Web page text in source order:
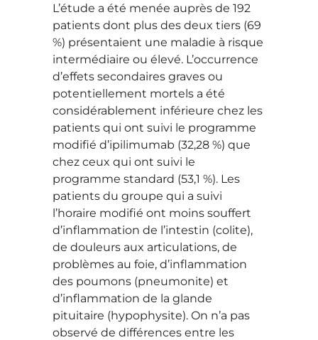
L’étude a été menée auprès de 192
patients dont plus des deux tiers (69
%) présentaient une maladie à risque
intermédiaire ou élevé. L’occurrence
d’effets secondaires graves ou
potentiellement mortels a été
considérablement inférieure chez les
patients qui ont suivi le programme
modifié d’ipilimumab (32,28 %) que
chez ceux qui ont suivi le
programme standard (53,1 %). Les
patients du groupe qui a suivi
l’horaire modifié ont moins souffert
d’inflammation de l’intestin (colite),
de douleurs aux articulations, de
problèmes au foie, d’inflammation
des poumons (pneumonite) et
d’inflammation de la glande
pituitaire (hypophysite). On n’a pas
observé de différences entre les